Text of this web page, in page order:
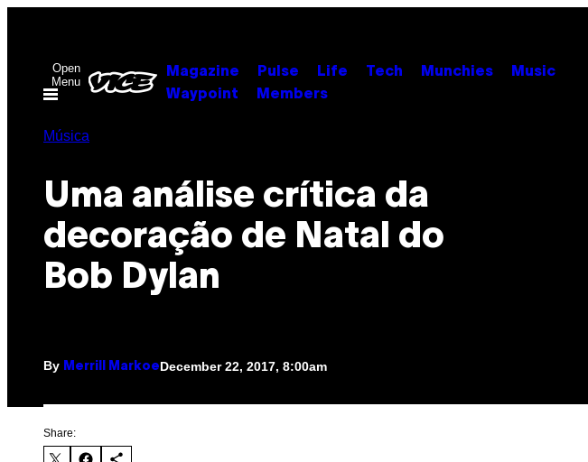
contentOpen
Menu
Magazine Pulse Life Tech Munchies
Music
Waypoint
Members
Música
Uma análise crítica da
decoração de Natal do
Bob Dylan
By Merrill MarkoeDecember 22, 2017, 8:00am
Share: